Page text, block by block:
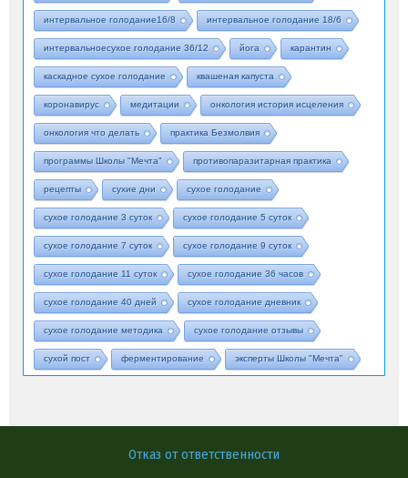
интервальное голодание16/8 интервальное голодание 18/6
интервальноесухое голодание 36/12 йога карантин
каскадное сухое голодание квашеная капуста
коронавирус медитации онкология история исцеления
онкология что делать практика Безмолвия
программы Школы "Мечта" противопаразитарная практика
рецепты сухие дни сухое голодание
сухое голодание 3 суток сухое голодание 5 суток
сухое голодание 7 суток сухое голодание 9 суток
сухое голодание 11 суток сухое голодание 36 часов
сухое голодание 40 дней сухое голодание дневник
сухое голодание методика сухое голодание отзывы
сухой пост ферментирование эксперты Школы "Мечта"
Отказ от ответственности